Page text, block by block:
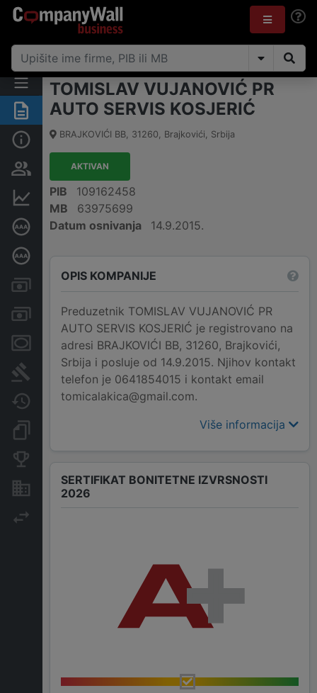
Rezime
Osnovni podaci
Vlasnička struktura
Finansijski podaci
Sertifikat bonitetne izvrsnosti
Dubinska bonitetna ocena
Računi i blokade
Menice i zaloge
Sudski sporovi
Javne nabavke
Nekretnine i imovina
TOMISLAV VUJANOVIĆ PR
AUTO SERVIS KOSJERIĆ
BRAJKOVIĆI BB, 31260, Brajkovići, Srbija
AKTIVAN
PIB
109162458
MB
63975699
Datum osnivanja
14.9.2015.
OPIS KOMPANIJE
Preduzetnik TOMISLAV VUJANOVIĆ PR
AUTO SERVIS KOSJERIĆ je registrovano na
adresi BRAJKOVIĆI BB, 31260, Brajkovići,
Srbija i posluje od 14.9.2015. Njihov kontakt
telefon je 0641854015 i kontakt email
tomicalakica@gmail.com.
Više informacija
SERTIFIKAT BONITETNE IZVRSNOSTI
2026